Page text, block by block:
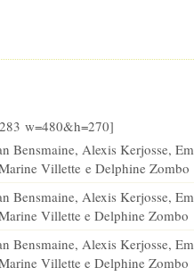
w=480&h=270]
Bensmaine, Alexis Kerjosse,
Villette e Delphine Zombo
Bensmaine, Alexis Kerjosse,
Villette e Delphine Zombo
Bensmaine, Alexis Kerjosse,
Villette e Delphine Zombo